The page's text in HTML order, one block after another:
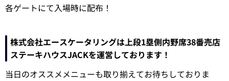
各ゲートにて入場時に配布！
株式会社エースケータリングは上段1塁側内野席38番売店
ステーキハウスJACKを運営しております！
当日のオススメメニューも取り揃えてお待ちしておりま